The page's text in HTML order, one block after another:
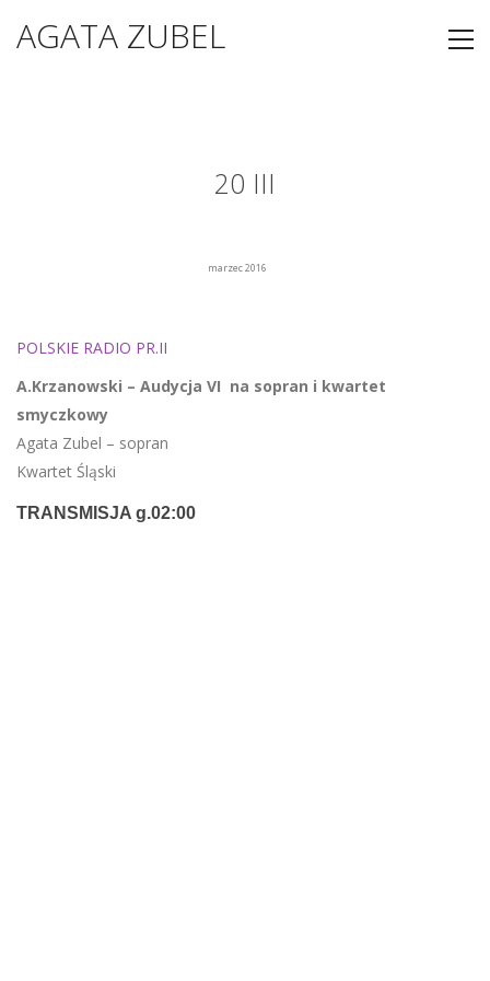
AGATA ZUBEL
20 III
marzec 2016
POLSKIE RADIO PR.II
A.Krzanowski – Audycja VI na sopran i kwartet
smyczkowy
Agata Zubel – sopran
Kwartet Śląski
TRANSMISJA g.02:00